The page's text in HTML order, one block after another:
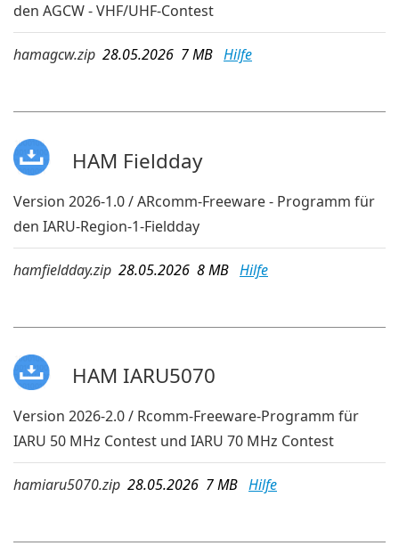
den AGCW - VHF/UHF-Contest
hamagcw.zip 28.05.2026 7 MB Hilfe
HAM Fieldday
Version 2026-1.0 / ARcomm-Freeware - Programm für
den IARU-Region-1-Fieldday
hamfieldday.zip 28.05.2026 8 MB Hilfe
HAM IARU5070
Version 2026-2.0 / Rcomm-Freeware-Programm für
IARU 50 MHz Contest und IARU 70 MHz Contest
hamiaru5070.zip 28.05.2026 7 MB Hilfe